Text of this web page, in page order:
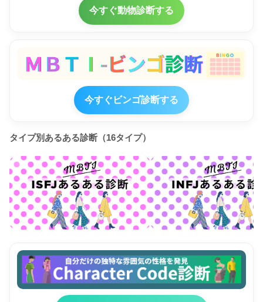
今すぐ動物診断する
今すぐビンゴ診断する
タイプ別あるある診断（16タイプ）